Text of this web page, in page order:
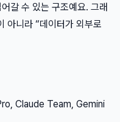
갈 수 있는 구조예요. 그래
아니라 “데이터가 외부로
Claude Team, Gemini